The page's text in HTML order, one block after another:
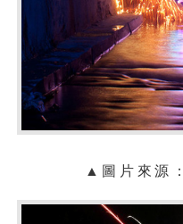
▲圖片來源：